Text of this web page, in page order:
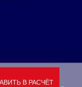
В РАСЧЁТ